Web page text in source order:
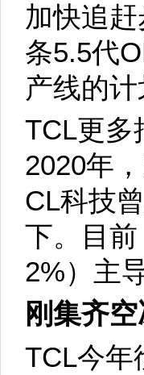
加快追
条5.5代
产线的计
TCL更
2020年
CL科技
下。目
2%）主
刚集齐
TCL今年